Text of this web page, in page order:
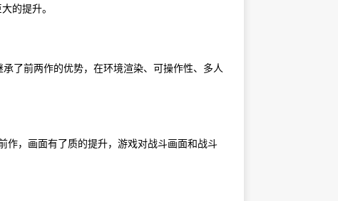
的提升。
了前两作的优势，在环境渲染、可操作性、多人
作，画面有了质的提升，游戏对战斗画面和战斗